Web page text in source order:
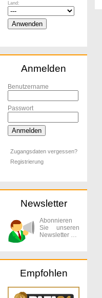
Land:
Anmelden
Benutzername
Passwort
Zugangsdaten vergessen?
Registrierung
Newsletter
Abonnieren
Sie unseren
Newsletter …
Empfohlen